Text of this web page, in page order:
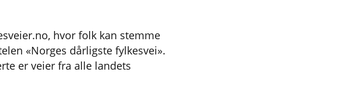
hvor folk kan stemme
«Norges dårligste fylkesvei».
er veier fra alle landets